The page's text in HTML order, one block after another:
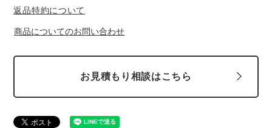
防寒
福山ゴム工業
返品特約について
商品についてのお問い合わせ
お見積もり相談はこちら